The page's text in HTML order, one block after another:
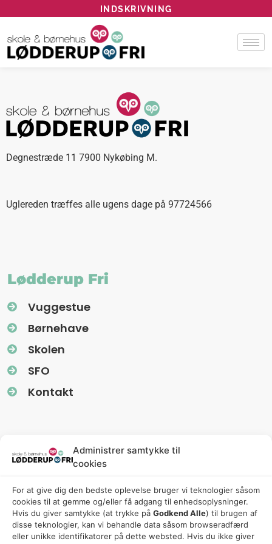
Administrer samtykke til
cookies
For at give dig den bedste oplevelse bruger vi teknologier såsom
cookies til at gemme og/eller få adgang til enhedsoplysninger.
Hvis du giver samtykke (at trykke på Godkend Alle) til brugen af ​​
disse teknologier, kan vi behandle data såsom browseradfærd
eller unikke identifikatorer på dette websted. Hvis du ikke giver
INDSKRIVNING
Degnestræde 11 7900 Nykøbing M.
Uglereden træffes alle ugens dage på 97724566
Lødderup Fri
Vuggestue
Børnehave
Skolen
SFO
Kontakt
Information
Nyhedsbreve (Uglereden)
Fredagsbreve (Friskolen)
Privatlivspolitik
Cookiepolitik